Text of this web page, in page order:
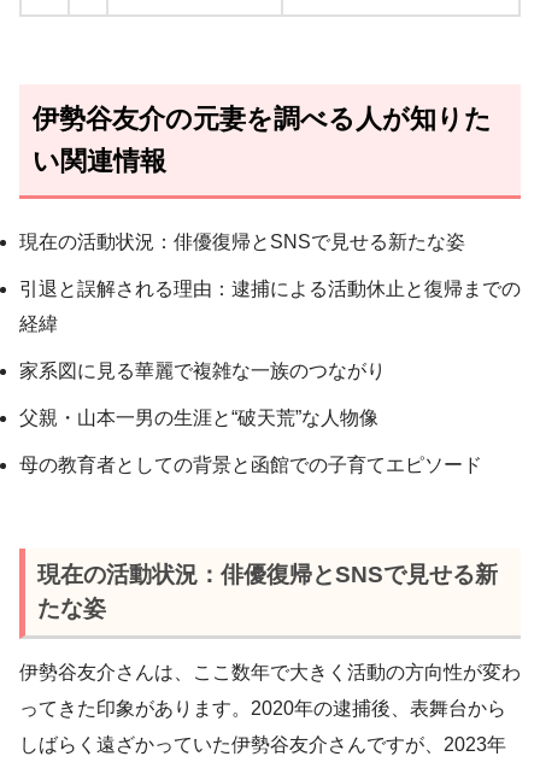
伊勢谷友介の元妻を調べる人が知りた
い関連情報
現在の活動状況：俳優復帰とSNSで見せる新たな姿
引退と誤解される理由：逮捕による活動休止と復帰までの
経緯
家系図に見る華麗で複雑な一族のつながり
父親・山本一男の生涯と“破天荒”な人物像
母の教育者としての背景と函館での子育てエピソード
現在の活動状況：俳優復帰とSNSで見せる新
たな姿
伊勢谷友介さんは、ここ数年で大きく活動の方向性が変わ
ってきた印象があります。2020年の逮捕後、表舞台から
しばらく遠ざかっていた伊勢谷友介さんですが、2023年